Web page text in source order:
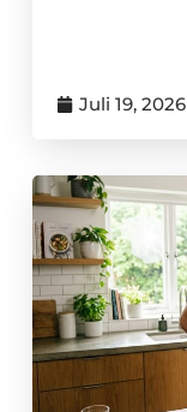
Juli 19, 2026